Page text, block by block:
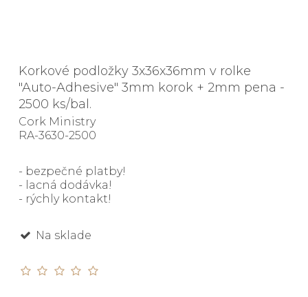
Korkové podložky 3x36x36mm v rolke
"Auto-Adhesive" 3mm korok + 2mm pena -
2500 ks/bal.
Cork Ministry
RA-3630-2500
- bezpečné platby!
- lacná dodávka!
- rýchly kontakt!
Na sklade